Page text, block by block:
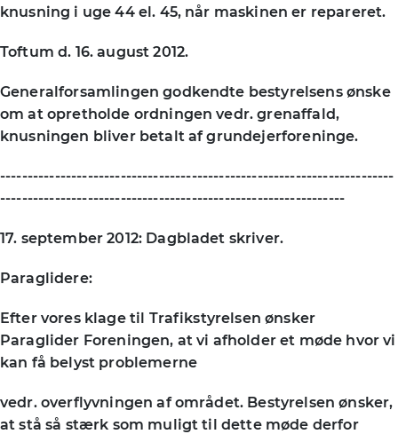
knusning i uge 44 el. 45, når maskinen er repareret.
Toftum d. 16. august 2012.
Generalforsamlingen godkendte bestyrelsens ønske
om at opretholde ordningen vedr. grenaffald,
knusningen bliver betalt af grundejerforeninge.
------------------------------------------------------------------------
---------------------------------------------------------------
17. september 2012: Dagbladet skriver.
Paraglidere:
Efter vores klage til Trafikstyrelsen ønsker
Paraglider Foreningen, at vi afholder et møde hvor vi
kan få belyst problemerne
vedr. overflyvningen af området. Bestyrelsen ønsker,
at stå så stærk som muligt til dette møde derfor